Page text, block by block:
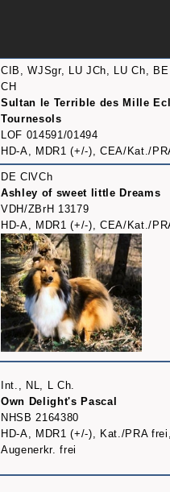
CIB, WJSgr, LU JCh, LU Ch,
CH
Sultan le Terrible des Mille
Tournesols
LOF 014591/01494
HD-A, MDR1 (+/-), CEA/Kat./
DE ClVCh
Ashley of sweet little Dreams
VDH/ZBrH 13179
HD-A, MDR1 (+/-), CEA/Kat./
Int., NL, L Ch.
Own Delight's Pascal
NHSB 2164380
HD-A, MDR1 (+/-), Kat./PRA
Augenerkr. frei